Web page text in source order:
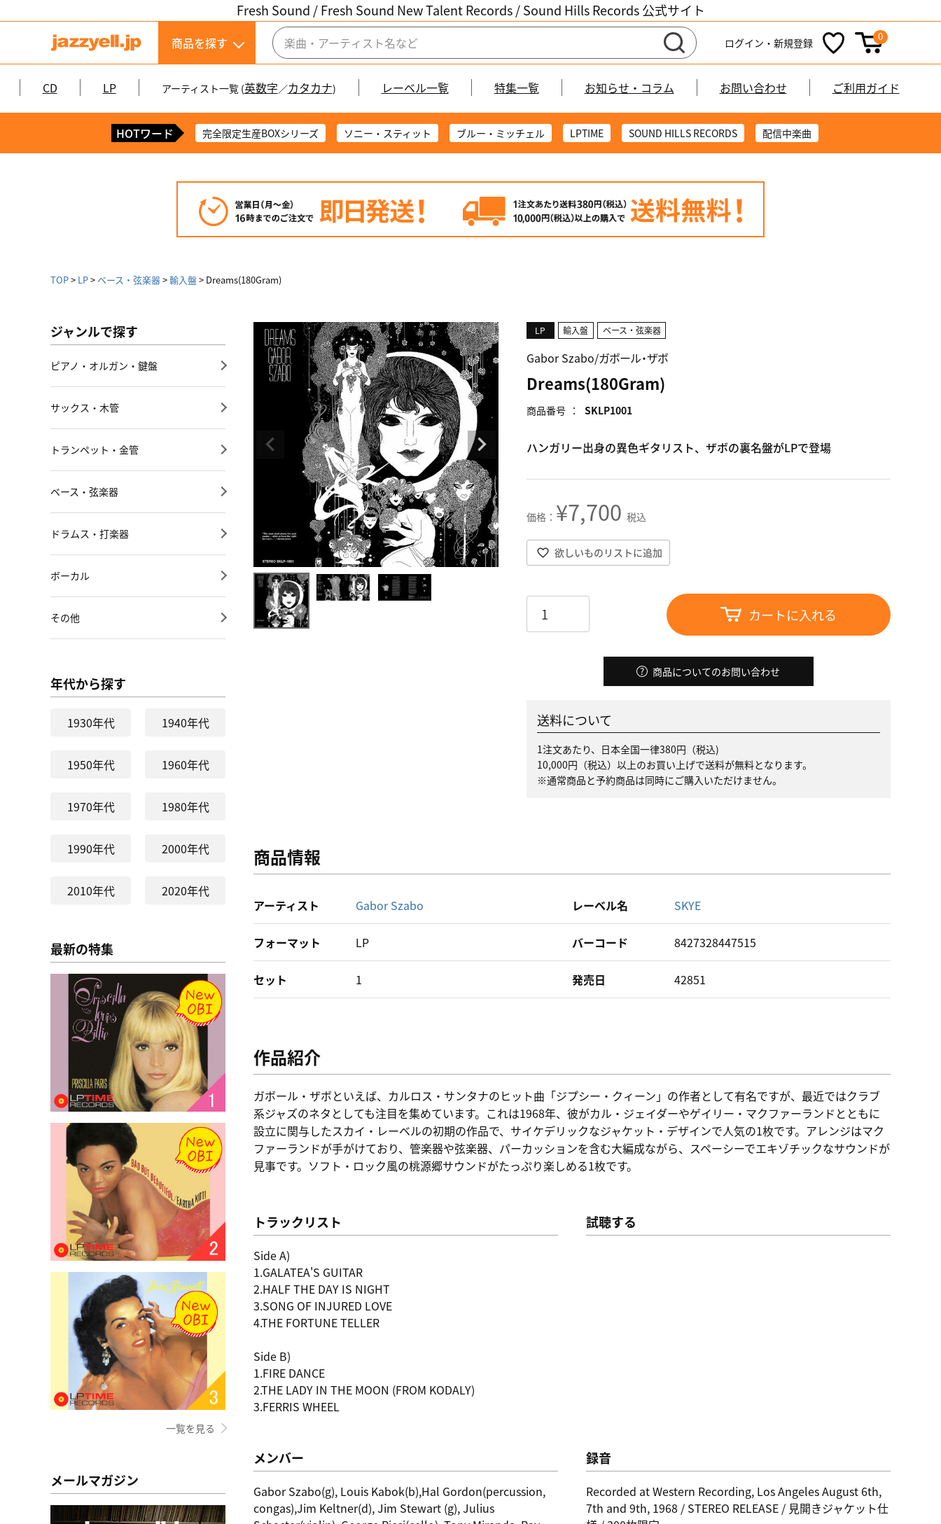
Fresh Sound / Fresh Sound New Talent Records /Sound Hills Records 公式サイト
商品を探す ログイン・新規登録 0
CD LP アーティスト一覧 (英数字／カタカナ) レーベル一覧 特集一覧 お知らせ・コラム お問い合わせ ご利用ガイド
HOTワード 完全限定生産BOXシリーズ ソニー・スティット ブルー・ミッチェル LPTIME SOUND HILLS RECORDS 配信中楽曲
TOP LP ベース・弦楽器 輸入盤 Dreams(180Gram)
ジャンルで探す
ピアノ・オルガン・鍵盤
サックス・木管
トランペット・金管
ベース・弦楽器
ドラムス・打楽器
ボーカル
その他
年代から探す
1930年代 1940年代
1950年代 1960年代
1970年代 1980年代
1990年代 2000年代
2010年代 2020年代
最新の特集
一覧を見る
メールマガジン
LP 輸入盤 ベース・弦楽器
Gabor Szabo/ガボール・ザボ
Dreams(180Gram)
商品番号 SKLP1001
ハンガリー出身の異色ギタリスト、ザボの裏名盤がLPで登場
¥7,700 税込
欲しいものリストに追加
カートに入れる
商品についてのお問い合わせ
送料について
1注文あたり、日本全国一律380円（税込)
10,000円（税込）以上のお買い上げで送料が無料となります。
※通常商品と予約商品は同時にご購入いただけません。
商品情報
アーティスト Gabor Szabo レーベル名 SKYE
フォーマット LP バーコード 8427328447515
セット 1 発売日 42851
作品紹介
ガボール・ザボといえば、カルロス・サンタナのヒット曲「ジプシー・クィーン」の作者として有名ですが、最近ではクラブ
系ジャズのネタとしても注目を集めています。これは1968年、彼がカル・ジェイダーやゲイリー・マクファーランドとともに
設立に関与したスカイ・レーベルの初期の作品で、サイケデリックなジャケット・デザインで人気の1枚です。アレンジはマク
ファーランドが手がけており、管楽器や弦楽器、パーカッションを含む大編成ながら、スペーシーでエキゾチックなサウンドが
見事です。ソフト・ロック風の桃源郷サウンドがたっぷり楽しめる1枚です。
トラックリスト
Side A)
1.GALATEA'S GUITAR
2.HALF THE DAY IS NIGHT
3.SONG OF INJURED LOVE
4.THE FORTUNE TELLER
Side B)
1.FIRE DANCE
2.THE LADY IN THE MOON (FROM KODALY)
3.FERRIS WHEEL
試聴する
メンバー
Gabor Szabo(g), Louis Kabok(b),Hal Gordon(percussion,
congas),Jim Keltner(d), Jim Stewart (g), Julius
録音
Recorded at Western Recording, Los Angeles August 6th,
7th and 9th, 1968 / STEREO RELEASE / 見開きジャケット仕